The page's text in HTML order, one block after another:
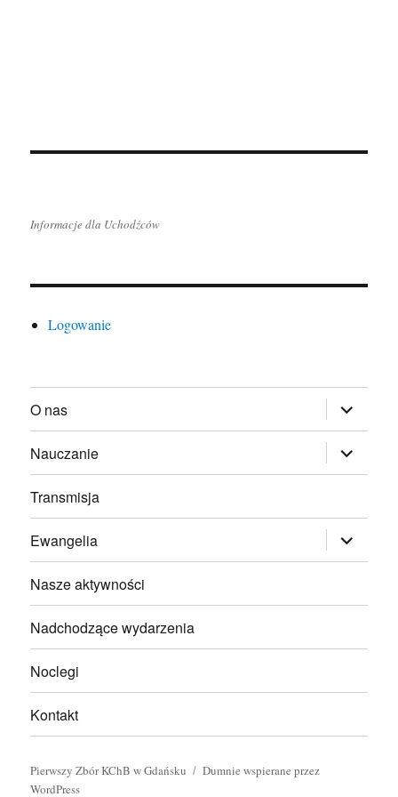
Informacje dla Uchodźców
Logowanie
O nas rozwiń
menu
potomne
Nauczanie
rozwiń
menu
potomne
Transmisja
Ewangelia rozwiń
menu
potomne
Nasze aktywności
Nadchodzące wydarzenia
Noclegi
Kontakt
Pierwszy Zbór KChB w Gdańsku
Dumnie wspierane przez
WordPress